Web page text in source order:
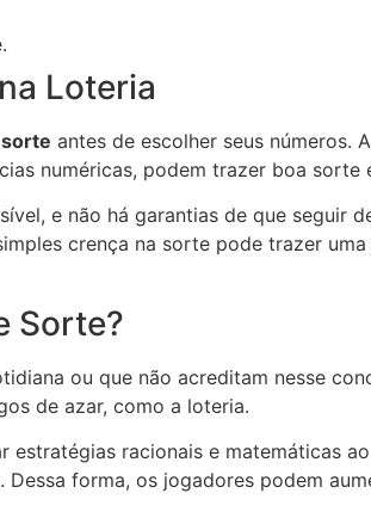
Loteria
antes de escolher seus números.
numéricas, podem trazer boa sorte
e não há garantias de que seguir
crença na sorte pode trazer
Sorte?
ou que não acreditam nesse
de azar, como a loteria.
racionais e matemáticas
forma, os jogadores podem